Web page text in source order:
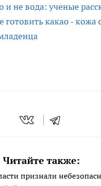
и не вода: ученые
готовить какао - кожа
Читайте также:
признали